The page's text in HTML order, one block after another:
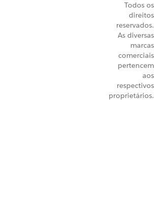
Todos os
direitos
reservados.
As diversas
marcas
comerciais
pertencem
aos
respectivos
proprietários.